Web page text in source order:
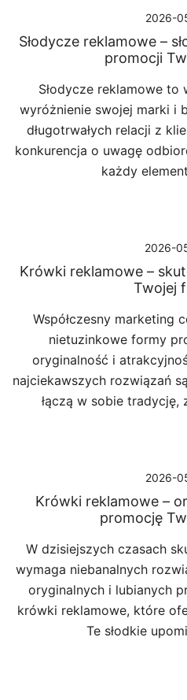
2026-
Słodycze reklamowe –
promocji
Słodycze reklamowe
wyróżnienie swojej marki i
długotrwałych relacji z
konkurencja o uwagę
każdy
2026-
Krówki reklamowe –
Twojej
Współczesny marketing
nietuzinkowe formy
oryginalność i
najciekawszych rozwiązań
łączą w sobie
2026-
Krówki reklamowe –
promocję
W dzisiejszych czasach
wymaga niebanalnych
oryginalnych i lubianych
krówki reklamowe, które
Te słodkie